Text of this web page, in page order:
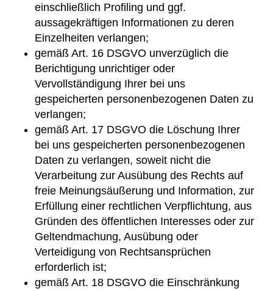
einschließlich Profiling und ggf.
aussagekräftigen Informationen zu deren
Einzelheiten verlangen;
gemäß Art. 16 DSGVO unverzüglich die
Berichtigung unrichtiger oder
Vervollständigung Ihrer bei uns
gespeicherten personenbezogenen Daten zu
verlangen;
gemäß Art. 17 DSGVO die Löschung Ihrer
bei uns gespeicherten personenbezogenen
Daten zu verlangen, soweit nicht die
Verarbeitung zur Ausübung des Rechts auf
freie Meinungsäußerung und Information, zur
Erfüllung einer rechtlichen Verpflichtung, aus
Gründen des öffentlichen Interesses oder zur
Geltendmachung, Ausübung oder
Verteidigung von Rechtsansprüchen
erforderlich ist;
gemäß Art. 18 DSGVO die Einschränkung